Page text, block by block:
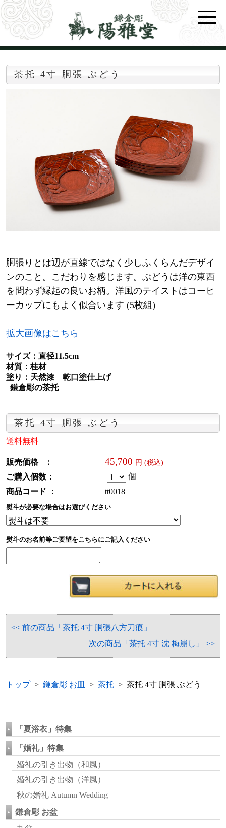
茶托 4寸 胴張 ぶどう
胴張りとは辺が直線ではなく少しふくらんだデザイ
ンのこと。こだわりを感じます。ぶどうは洋の東西
を問わず縁起の良いお柄。洋風のテイストはコーヒ
ーカップにもよく似合います (5枚組)
拡大画像はこちら
サイズ：直径11.5cm
材質：桂材
塗り：天然漆 乾口塗仕上げ
鎌倉彫の茶托
茶托 4寸 胴張 ぶどう
送料無料
販売価格 ： 45,700 円 (税込)
ご購入個数：
個
商品コード ：
tt0018
熨斗が必要な場合はお選びください
熨斗のお名前等ご要望をこちらにご記入ください
<< 前の商品「茶托 4寸 胴張八方刀痕」
次の商品「茶托 4寸 沈 梅崩し」 >>
トップ> 鎌倉彫 お皿 > 茶托 > 茶托 4寸 胴張 ぶどう
「夏浴衣」特集
「婚礼」特集
婚礼の引き出物（和風）
婚礼の引き出物（洋風）
秋の婚礼 Autumn Wedding
鎌倉彫 お盆